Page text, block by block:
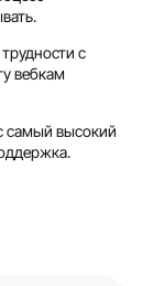
с
вебкам
самый высокий